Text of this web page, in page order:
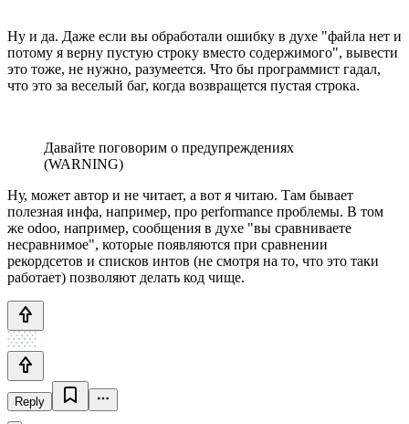
Ну и да. Даже если вы обработали ошибку в духе "файла нет и
потому я верну пустую строку вместо содержимого", вывести
это тоже, не нужно, разумеется. Что бы программист гадал,
что это за веселый баг, когда возвращется пустая строка.
Давайте поговорим о предупреждениях
(WARNING)
Ну, может автор и не читает, а вот я читаю. Там бывает
полезная инфа, например, про performance проблемы. В том
же odoo, например, сообщения в духе "вы сравниваете
несравнимое", которые появляются при сравнении
рекордсетов и списков интов (не смотря на то, что это таки
работает) позволяют делать код чище.
Reply